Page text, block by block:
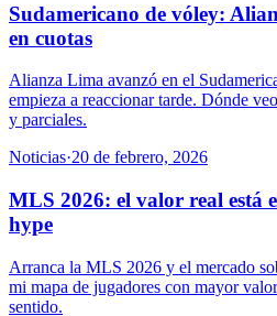
Sudamericano de vóley:
en cuotas
Alianza Lima avanzó en el
empieza a reaccionar tarde. Dónde
y parciales.
Noticias·20 de febrero, 2026
MLS 2026: el valor real está
hype
Arranca la MLS 2026 y el mercado
mi mapa de jugadores con mayor
sentido.